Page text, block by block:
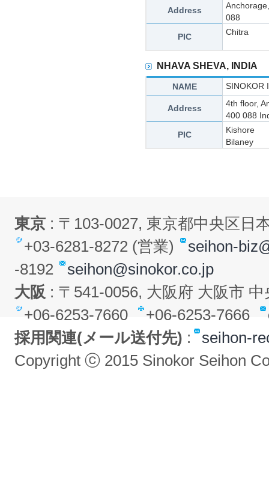
Address
088
PIC
Chitra
NHAVA SHEVA, INDIA
NAME SINOKOR
Address
4th floor,
400 088
PIC
Kishore
Bilaney
東京 : 〒103-0027, 東京都中央区日
+03-6281-8272 (営業)
seihon-
-8192
seihon@sinokor.co.jp
大阪 : 〒541-0056, 大阪府 大阪市
+06-6253-7660
+06-6253-7666
採用関連(メール送付先) : seihon-
Copyright ⓒ 2015 Sinokor Seihon